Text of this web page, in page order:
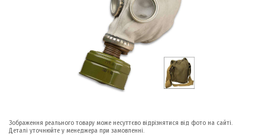
Зображення реального товару може несуттєво відрізнятися від фото на сайті.
Деталі уточнюйте у менеджера при замовленні.